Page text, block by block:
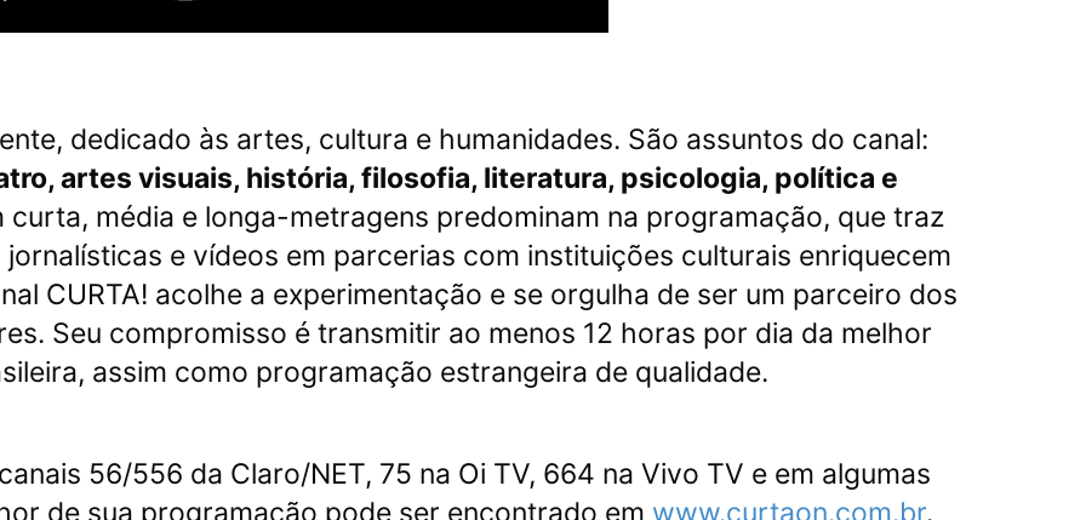
dedicado às artes, cultura e humanidades. São assuntos do canal:
artes visuais, história, filosofia, literatura, psicologia, política e
média e longa-metragens predominam na programação, que traz
e vídeos em parcerias com instituições culturais enriquecem
CURTA! acolhe a experimentação e se orgulha de ser um parceiro dos
Seu compromisso é transmitir ao menos 12 horas por dia da melhor
assim como programação estrangeira de qualidade.
56/556 da Claro/NET, 75 na Oi TV, 664 na Vivo TV e em algumas
de sua programação pode ser encontrado em www.curtaon.com.br.